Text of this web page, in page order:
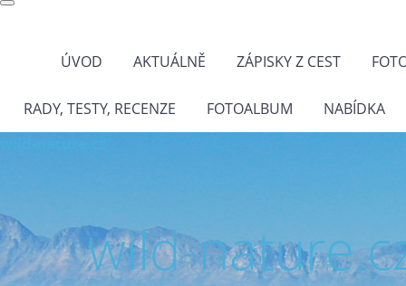
ÚVOD AKTUÁLNĚ ZÁPISKY Z CEST
RADY, TESTY, RECENZE FOTOALBUM NABÍDKA
wild-